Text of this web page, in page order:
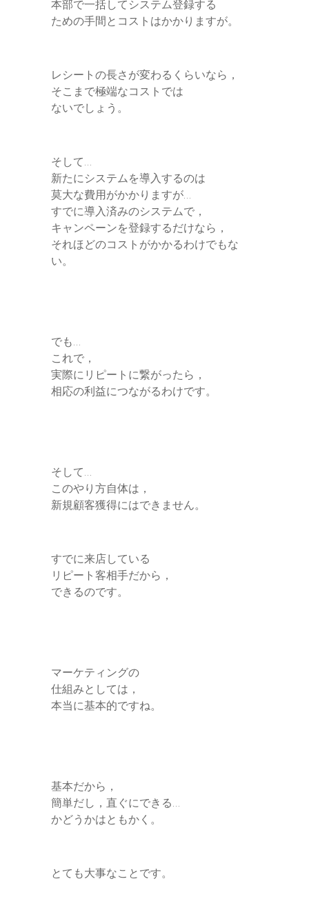
本部で一括してシステム登録する
ための手間とコストはかかりますが。
レシートの長さが変わるくらいなら，
そこまで極端なコストでは
ないでしょう。
そして…
新たにシステムを導入するのは
莫大な費用がかかりますが…
すでに導入済みのシステムで，
キャンペーンを登録するだけなら，
それほどのコストがかかるわけでもな
い。
でも…
これで，
実際にリピートに繋がったら，
相応の利益につながるわけです。
そして…
このやり方自体は，
新規顧客獲得にはできません。
すでに来店している
リピート客相手だから，
できるのです。
マーケティングの
仕組みとしては，
本当に基本的ですね。
基本だから，
簡単だし，直ぐにできる…
かどうかはともかく。
とても大事なことです。